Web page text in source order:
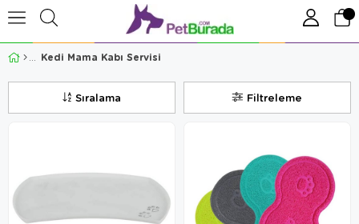
Kedi Mama Kabı Servisi
Filtreleme
Sıralama